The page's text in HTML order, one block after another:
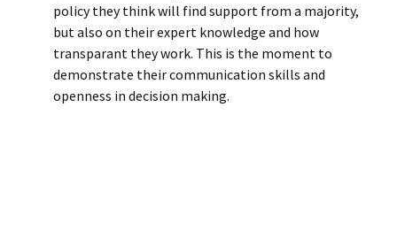
policy they think will find support from a majority,
but also on their expert knowledge and how
transparant they work. This is the moment to
demonstrate their communication skills and
openness in decision making.